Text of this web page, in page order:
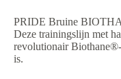
tot
€17,95
PRIDE Bruine
Deze trainingslijn met
revolutionair
is.